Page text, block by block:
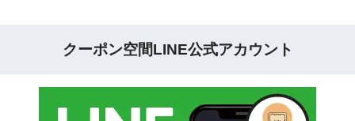
クーポン空間LINE公式アカウント